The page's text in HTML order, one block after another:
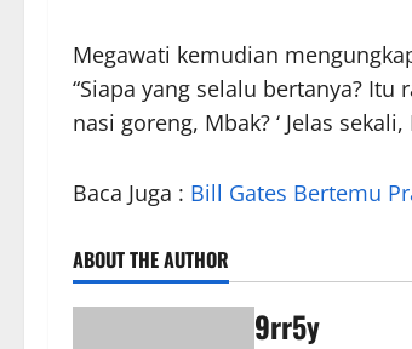
Megawati kemudian
“Siapa yang selalu bertanya? Itu
nasi goreng, Mbak? ‘ Jelas
Baca Juga : Bill Gates Bertemu
ABOUT THE AUTHOR
9rr5y